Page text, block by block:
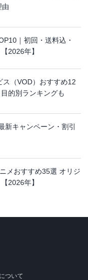
由
｜初回・送料込・
2026年】
ス（VOD）おすすめ12
的別ランキングも
新キャンペーン・割引
メおすすめ35選 オリジ
2026年】
ついて